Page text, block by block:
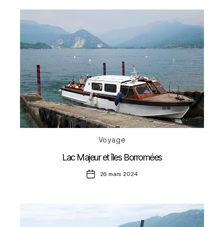
Catégories
Voyage
Lac Majeur et îles Borromées
Date26 mars 2024